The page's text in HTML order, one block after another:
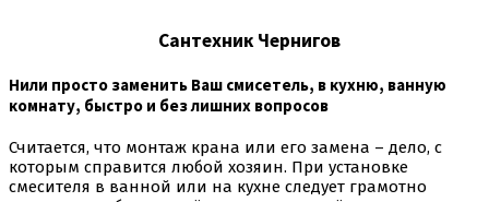
Сантехник Чернигов
Нили просто заменить Ваш смисетель, в кухню, ванную
комнату, быстро и без лишних вопросов
Считается, что монтаж крана или его замена – дело, с
которым справится любой хозяин. При установке
смесителя в ванной или на кухне следует грамотно